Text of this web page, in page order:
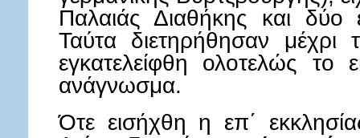
Παλαιάς Διαθήκης και δύο
Ταύτα διετηρήθησαν μέχρι
εγκατελείφθη ολοτελώς το
ανάγνωσμα.
Ότε εισήχθη η επ΄